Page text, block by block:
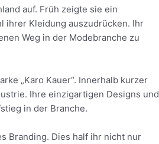
auf. Früh zeigte sie ein
ihrer Kleidung auszudrücken. Ihr
Weg in der Modebranche zu
„Karo Kauer“. Innerhalb kurzer
Ihre einzigartigen Designs und
in der Branche.
Branding. Dies half ihr nicht nur